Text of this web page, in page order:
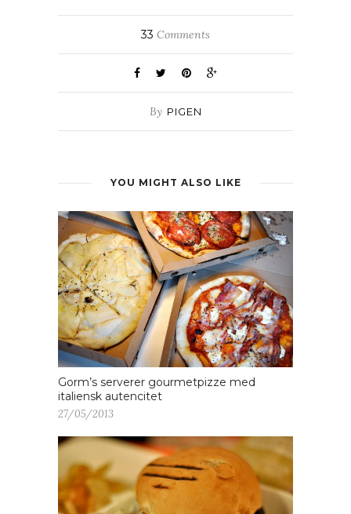
33 Comments
By PIGEN
YOU MIGHT ALSO LIKE
Gorm’s serverer gourmetpizze med
italiensk autencitet
27/05/2013